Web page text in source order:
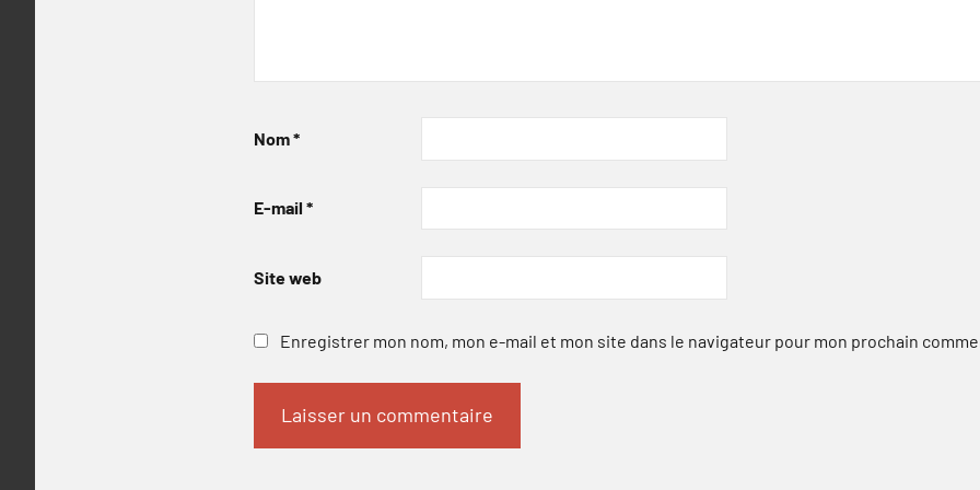
Nom*
E-mail *
Site web
Enregistrer mon nom, mon e-mail et mon site dans le navigateur pour mon prochain